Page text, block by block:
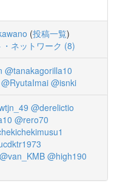
(投稿一覧)
・ネットワーク (8)
@tanakagorilla10
@RyutaImai @isnki
@derelictio
@rero70
@van_KMB @high190